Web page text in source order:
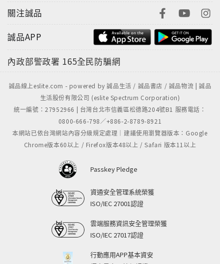
關注誠品
誠品APP
內政部警政署 165全民防騙網
誠品線上eslite.com - powered by 誠品生活 / 誠品書店 / 誠品物流 | 誠品
生活股份有限公司 (eslite Spectrum Corporation)
統一編號：27952966 | 台灣台北市信義區松德路204號B1 服務電話：
0800-666-798／+886-2-8789-8921
本網站已依台灣網站內容分級規定處理｜建議使用瀏覽器版本：Google
Chrome版本60以上 / Firefox版本48以上 / Safari 版本11以上
Passkey Pledge
資通安全管理系統榮獲
ISO/IEC 27001認證
雲端服務資訊安全管理榮獲
ISO/IEC 27017認證
行動應用APP基本資安